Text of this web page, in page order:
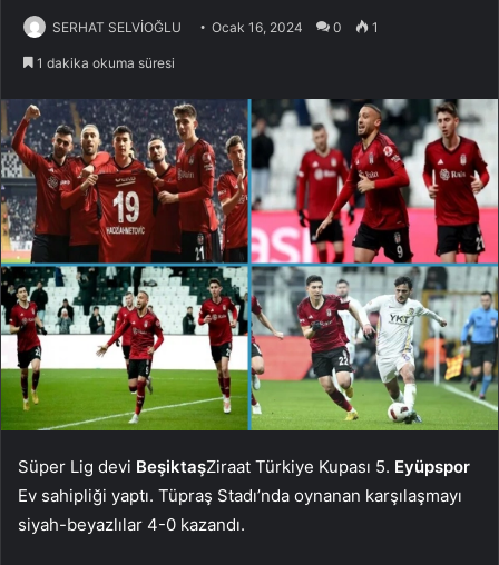
SERHAT SELVİOĞLU Ocak 16, 2024 0 1
1 dakika okuma süresi
Süper Lig devi BeşiktaşZiraat Türkiye Kupası 5. Eyüpspor
Ev sahipliği yaptı. Tüpraş Stadı’nda oynanan karşılaşmayı
siyah-beyazlılar 4-0 kazandı.